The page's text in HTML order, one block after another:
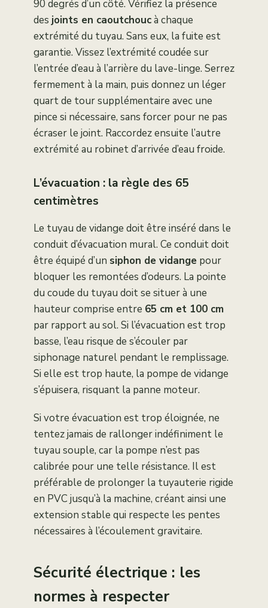
90 degrés d’un côté. Vérifiez la présence
des joints en caoutchoucà chaque
extrémité du tuyau. Sans eux, la fuite est
garantie. Vissez l’extrémité coudée sur
l’entrée d’eau à l’arrière du lave-linge. Serrez
fermement à la main, puis donnez un léger
quart de tour supplémentaire avec une
pince si nécessaire, sans forcer pour ne pas
écraser le joint. Raccordez ensuite l’autre
extrémité au robinet d’arrivée d’eau froide.
L’évacuation : la règle des 65
centimètres
Le tuyau de vidange doit être inséré dans le
conduit d’évacuation mural. Ce conduit doit
être équipé d’un siphon de vidange pour
bloquer les remontées d’odeurs. La pointe
du coude du tuyau doit se situer à une
hauteur comprise entre 65 cm et 100 cm
par rapport au sol. Si l’évacuation est trop
basse, l’eau risque de s’écouler par
siphonage naturel pendant le remplissage.
Si elle est trop haute, la pompe de vidange
s’épuisera, risquant la panne moteur.
Si votre évacuation est trop éloignée, ne
tentez jamais de rallonger indéfiniment le
tuyau souple, car la pompe n’est pas
calibrée pour une telle résistance. Il est
préférable de prolonger la tuyauterie rigide
en PVC jusqu’à la machine, créant ainsi une
extension stable qui respecte les pentes
nécessaires à l’écoulement gravitaire.
Sécurité électrique : les
normes à respecter